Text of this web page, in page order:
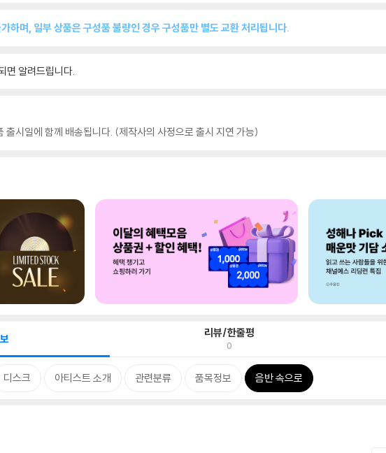
하며, 일부 상품은 구성품 불량인 경우 구성품만 별도 교환 처리됩니다.
면 알려드립니다.
출시일에 함께 배송됩니다. (제작사의 사정으로 출시 지연 가능)
리뷰/한줄평
0
디스크 아티스트 소개 관련분류 품목정보 음반 속으로